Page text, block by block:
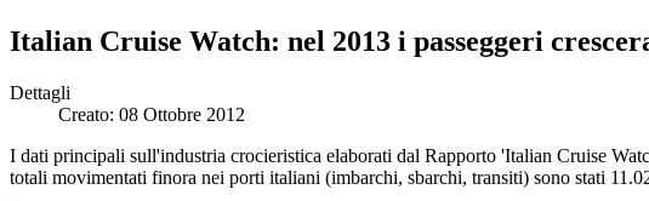
Italian Cruise Watch: nel 2013 i passeggeri
Dettagli
Creato: 08 Ottobre 2012
I dati principali sull'industria crocieristica elaborati dal Rapporto 'Italian Cruise
totali movimentati finora nei porti italiani (imbarchi, sbarchi, transiti) sono stati